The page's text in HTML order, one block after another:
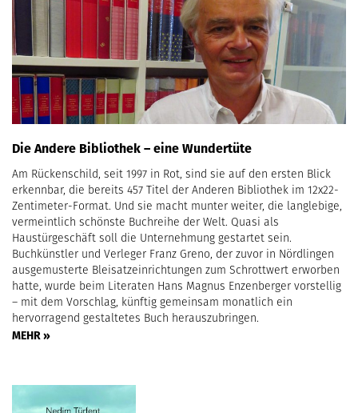
Die Andere Bibliothek – eine Wundertüte
Am Rückenschild, seit 1997 in Rot, sind sie auf den ersten Blick
erkennbar, die bereits 457 Titel der Anderen Bibliothek im 12x22-
Zentimeter-Format. Und sie macht munter weiter, die langlebige,
vermeintlich schönste Buchreihe der Welt. Quasi als
Haustürgeschäft soll die Unternehmung gestartet sein.
Buchkünstler und Verleger Franz Greno, der zuvor in Nördlingen
ausgemusterte Bleisatzeinrichtungen zum Schrottwert erworben
hatte, wurde beim Literaten Hans Magnus Enzenberger vorstellig
– mit dem Vorschlag, künftig gemeinsam monatlich ein
hervorragend gestaltetes Buch herauszubringen.
MEHR »